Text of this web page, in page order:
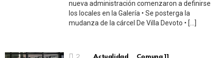
nueva administración comenzaron a definirse
los locales en la Galería • Se posterga la
mudanza de la cárcel De Villa Devoto • […]